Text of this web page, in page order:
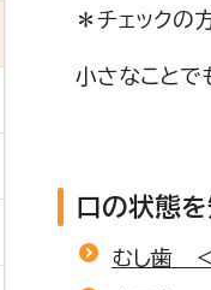
＊チェックの
小さなことで
口の状態
むし歯